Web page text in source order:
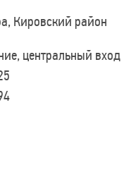
Кировский район
центральный вход